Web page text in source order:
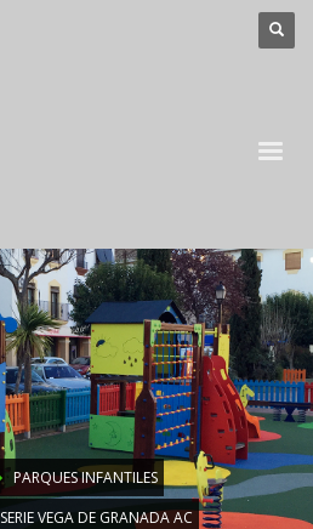
PARQUES INFANTILES
SERIE VEGA DE GRANADA AC